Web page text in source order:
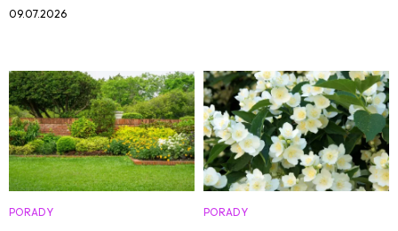
09.07.2026
PORADY PORADY